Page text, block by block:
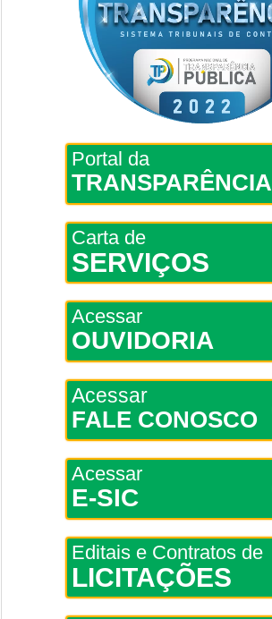
Portal da
TRANSPARÊNCIA
Carta de
SERVIÇOS
Acessar
OUVIDORIA
Acessar
FALE CONOSCO
Acessar
E-SIC
Editais e Contratos de
LICITAÇÕES